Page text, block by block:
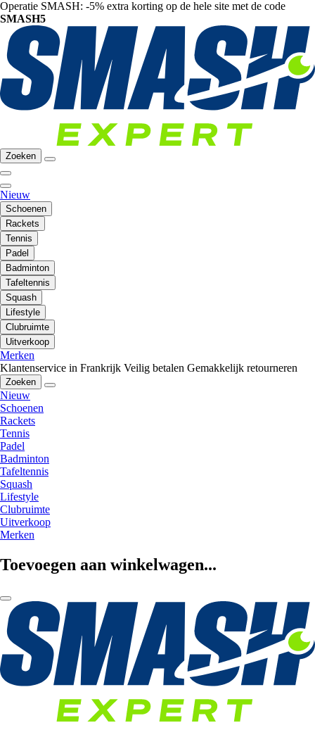
Operatie SMASH: -5% extra korting op de hele site met de code
SMASH5
Zoeken
Nieuw
Schoenen
Rackets
Tennis
Padel
Badminton
Tafeltennis
Squash
Lifestyle
Clubruimte
Uitverkoop
Merken
Klantenservice in Frankrijk Veilig betalen Gemakkelijk retourneren
Zoeken
Nieuw
Schoenen
Rackets
Tennis
Padel
Badminton
Tafeltennis
Squash
Lifestyle
Clubruimte
Uitverkoop
Merken
Toevoegen aan winkelwagen...